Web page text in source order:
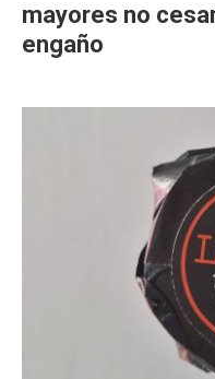
mayores no
engaño